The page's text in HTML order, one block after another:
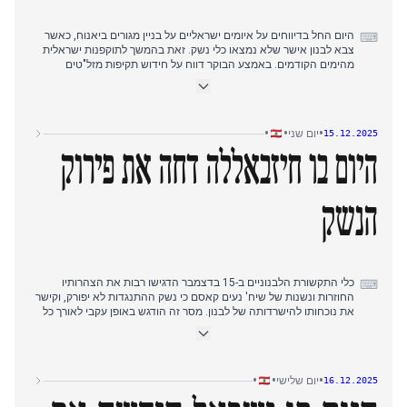
⌨ היום החל בדיווחים על איומים ישראליים על בניין מגורים ביאנוח, כאשר
צבא לבנון אישר שלא נמצאו כלי נשק. זאת בהמשך לתוקפנות ישראלית
מהימים הקודמים. באמצע הבוקר דווח על חידוש תקיפות מזל"טים
כולל חבר מועצה עירונית. השייח' נעים קאסם חזר והדגיש את עמדת
יותר באותו יום, אוסטרליה האשימה את איראן במעורבות וגירשה את
שגרירה, בעוד התקשורת הלבנונית הדגישה את מעורבותו לכאורה של
מבצע לבנוני שני, חאלד נאבולסי, מה שהעלה חששות מהסלמה
במתיחות הדיפלומטית.
15.12.2025
•יום שני•
•
היום בו חיזבאללה דחה את פירוק
הנשק
⌨
כלי התקשורת הלבנוניים ב-15 בדצמבר הדגישו רבות את הצהרותיו
החוזרות ונשנות של שיח' נעים קאסם כי נשק ההתנגדות לא יפורק, וקישר
את נוכחותו להישרדותה של לבנון. מסר זה הודגש באופן עקבי לאורך כל
וצבאית מערבית שבדקה את יישום החלטה 1701 מדרום לנהר הליטני,
בעקבות התערבותו האחרונה של הצבא ביאנוח. סיור זה, שכלל שגרירים
16.12.2025
•יום שלישי•
•